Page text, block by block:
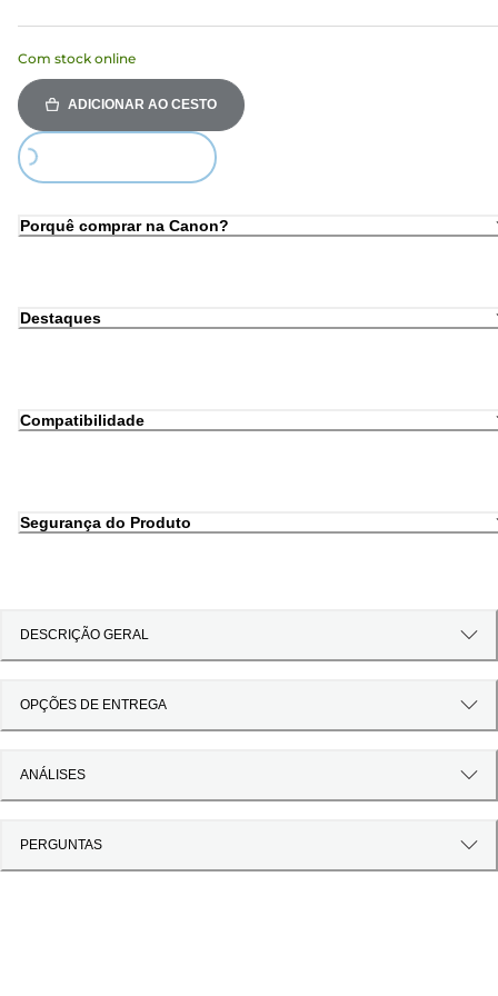
Com stock online
ADICIONAR AO CESTO
Loading...
Porquê comprar na Canon?
Destaques
Compatibilidade
Segurança do Produto
DESCRIÇÃO GERAL
OPÇÕES DE ENTREGA
ANÁLISES
PERGUNTAS